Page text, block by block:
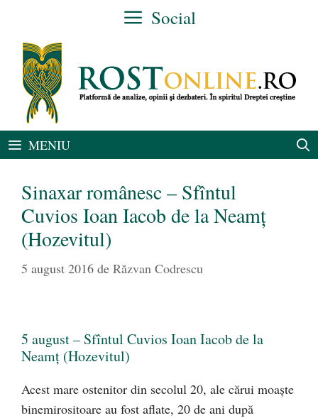
conținut
Social
MENIU
Sinaxar românesc – Sfîntul
Cuvios Ioan Iacob de la Neamţ
(Hozevitul)
5 august 2016 de Răzvan Codrescu
5 august – Sfîntul Cuvios Ioan Iacob de la
Neamţ (Hozevitul)
Acest mare ostenitor din secolul 20, ale cărui moaşte
binemirositoare au fost aflate, 20 de ani după